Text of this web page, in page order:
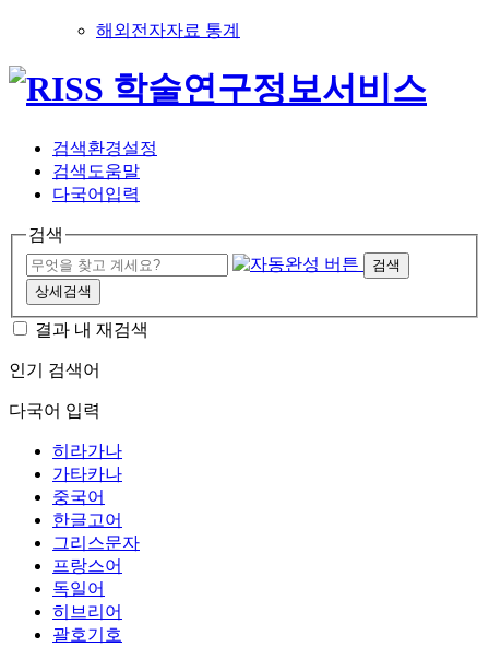
해외전자자료 통계
검색환경설정
검색도움말
다국어입력
검색
검색
상세검색
결과 내 재검색
인기 검색어
다국어 입력
히라가나
가타카나
중국어
한글고어
그리스문자
프랑스어
독일어
히브리어
괄호기호